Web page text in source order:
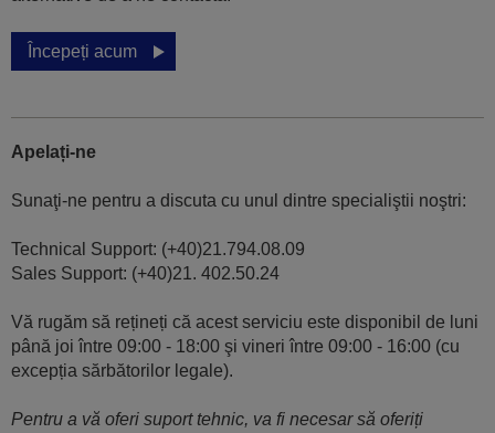
Începeți acum
Apelați-ne
Sunaţi-ne pentru a discuta cu unul dintre specialiştii noştri:
Technical Support: (+40)21.794.08.09
Sales Support: (+40)21. 402.50.24
Vă rugăm să rețineți că acest serviciu este disponibil de luni
până joi între 09:00 - 18:00 şi vineri între 09:00 - 16:00 (cu
excepția sărbătorilor legale).
Pentru a vă oferi suport tehnic, va fi necesar să oferiți